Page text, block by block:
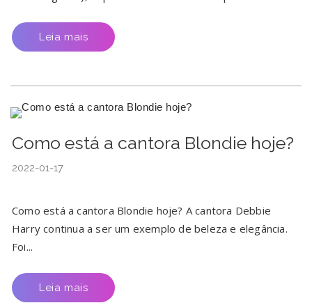
Leia mais
Como está a cantora Blondie hoje?
2022-01-17
Como está a cantora Blondie hoje? A cantora Debbie
Harry continua a ser um exemplo de beleza e elegância.
Foi...
Leia mais